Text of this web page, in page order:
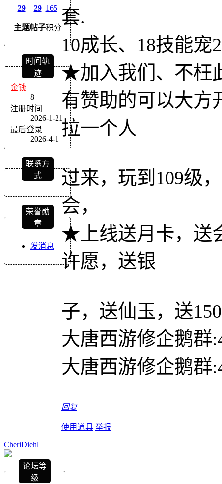
29
主题
29
帖子
165
积分
时间轨
迹
金钱
8
注册时间
2026-1-21
最后登录
2026-4-1
联系方
式
荣誉勋
章
发消息
套.
10成长、18技能宠
★加入我们、不枉
有赞助的可以大方
拉一个人
过来，玩到109级
会，
★上线送月卡，送
许愿，送银
子，送仙玉，送
大唐西游修企鹅群
大唐西游修企鹅群
回复
使用道具 举报
CheriDiehl
论坛等
级